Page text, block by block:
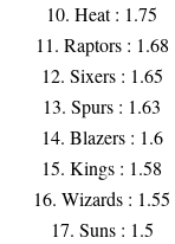
10. Heat : 1.75
11. Raptors : 1.68
12. Sixers : 1.65
13. Spurs : 1.63
14. Blazers : 1.6
15. Kings : 1.58
16. Wizards : 1.55
17. Suns : 1.5